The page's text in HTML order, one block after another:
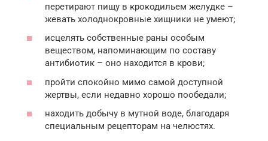
перетирают пищу в крокодильем желудке –
жевать холоднокровные хищники не умеют;
исцелять собственные раны особым
веществом, напоминающим по составу
антибиотик – оно находится в крови;
пройти спокойно мимо самой доступной
жертвы, если недавно хорошо пообедали;
находить добычу в мутной воде, благодаря
специальным рецепторам на челюстях.